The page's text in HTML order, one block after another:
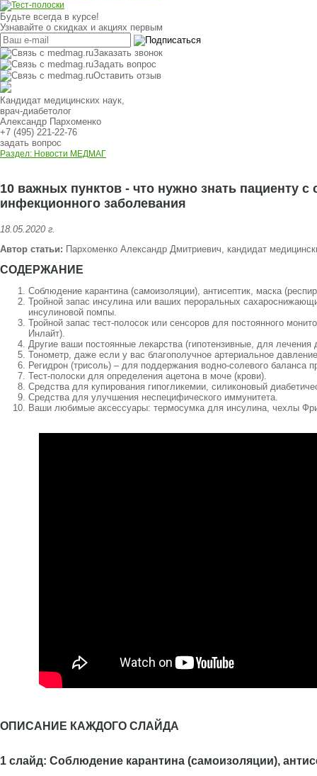
Будьте всегда в курсе!
Узнавайте о скидках и акциях первым
Заказать звонок
Задать вопрос
Оставить отзыв
Кандидат медицинских наук,
врач-диабетолог
Александр Пархоменко
+7 (495) 221-22-76
задать вопрос
Раздел: Новости МЕДМАГ
10 важных пунктов - что нужно знать пациенту
инфекционного заболевания
18.05.2020 г.
Автор статьи: Пархоменко Александр Дмитриевич, кандидат
СОДЕРЖАНИЕ
Соблюдение карантина (самоизоляции), антисептик, маска
Тройной запас инсулина или ваших пероральных
инсулиновой помпы.
Тройной запас тест-полосок или сенсоров для постоянного
Инлайт).
Другие ваши постоянные лекарства (гипотензивные, для
Тонометр, даже если у вас благополучное артериальное
Регидрон (трисоль) – для поддержания водно-солевого баланса
Тест-полоски для определения ацетона в моче (крови).
Средства для купирования гипогликемии, силиконовый
Средства для улучшения неспецифического иммунитета.
Ваши любимые аксессуары: термосумка для инсулина, чехлы
ОПИСАНИЕ КАЖДОГО СЛАЙДА
1 слайд: Соблюдение карантина (самоизоляции),